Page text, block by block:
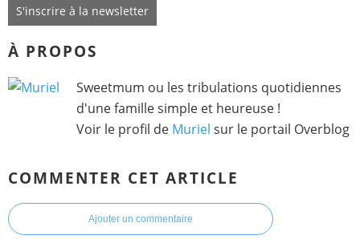
S'inscrire à la newsletter
À PROPOS
Sweetmum ou les tribulations quotidiennes
d'une famille simple et heureuse !
Voir le profil de Muriel sur le portail Overblog
COMMENTER CET ARTICLE
Ajouter un commentaire